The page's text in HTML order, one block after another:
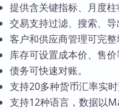
提供含关键指标、月度柱
交易支持过滤、搜索、导
客户和供应商管理可完整
库存可设置成本价、售价
债务可快速对账。
支持20多种货币汇率实时
支持12种语言，数据以